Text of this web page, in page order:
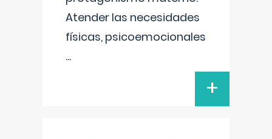
Atender las necesidades
físicas, psicoemocionales
...
+